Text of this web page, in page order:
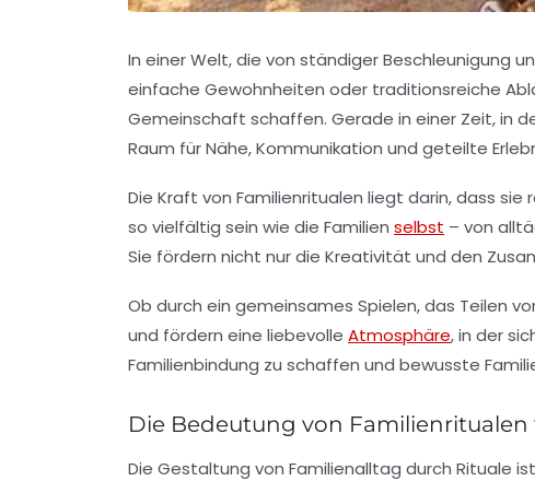
In einer Welt, die von ständiger Beschleunigung
einfache Gewohnheiten oder traditionsreiche
Gemeinschaft schaffen. Gerade in einer Zeit, in
Raum für Nähe, Kommunikation und geteilte
Die Kraft von Familienritualen liegt darin, dass
so vielfältig sein wie die Familien selbst – von
Sie fördern nicht nur die Kreativität und den
Ob durch ein gemeinsames Spielen, das Teilen
und fördern eine liebevolle Atmosphäre, in der
Familienbindung zu schaffen und bewusste
Die Bedeutung von
Die Gestaltung von Familienalltag durch Rituale